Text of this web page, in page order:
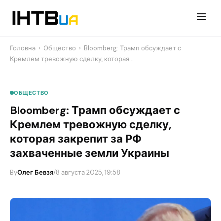
Головна › Общество › Bloomberg: Трамп обсуждает с
Кремлем тревожную сделку, которая…
ОБЩЕСТВО
Bloomberg: Трамп обсуждает с
Кремлем тревожную сделку,
которая закрепит за РФ
захваченные земли Украины
ByОлег Бевзя/8 августа 2025, 19:58